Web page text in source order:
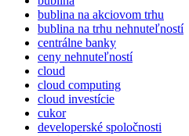
bublina na akciovom trhu
bublina na trhu nehnuteľností
centrálne banky
ceny nehnuteľností
cloud
cloud computing
cloud investície
cukor
developerské spoločnosti